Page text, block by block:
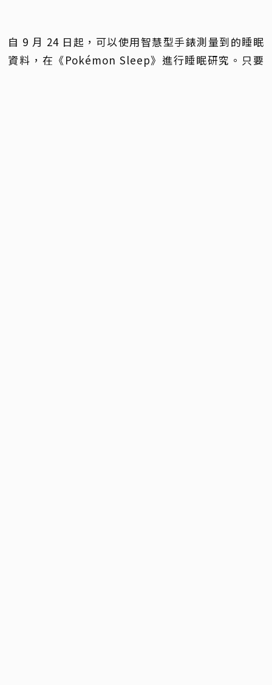
自 9 月 24 日起，可以使用智慧型手錶測量到的睡眠
資料，在《Pokémon Sleep》進行睡眠研究。只要